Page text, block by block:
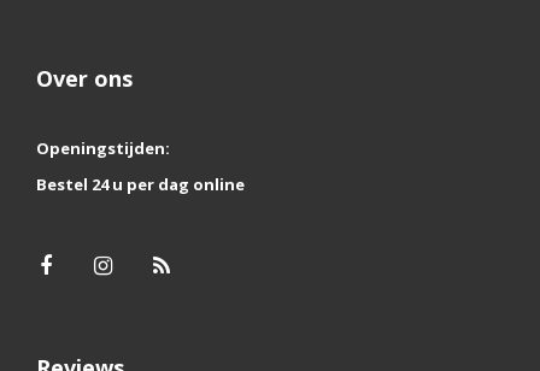
Over ons
Openingstijden:
Bestel 24 u per dag online